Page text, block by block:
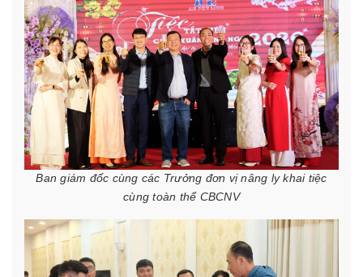
Ban giám đốc cùng các Trưởng đơn vị nâng ly khai tiệc
cùng toàn thể CBCNV